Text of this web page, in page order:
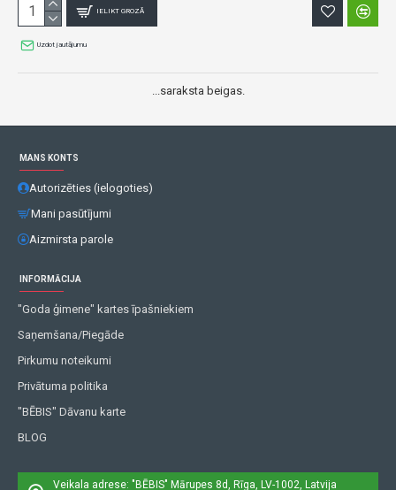
IELIKT GROZĀ
Uzdot jautājumu
...saraksta beigas.
MANS KONTS
Autorizēties (ielogoties)
Mani pasūtījumi
Aizmirsta parole
INFORMĀCIJA
"Goda ģimene" kartes īpašniekiem
Saņemšana/Piegāde
Pirkumu noteikumi
Privātuma politika
"BĒBIS" Dāvanu karte
BLOG
Veikala adrese: "BĒBIS" Mārupes 8d, Rīga, LV-1002, Latvija